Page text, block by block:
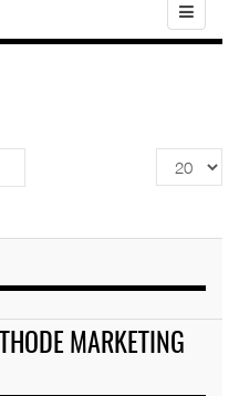
Affichage
#
MARKETING